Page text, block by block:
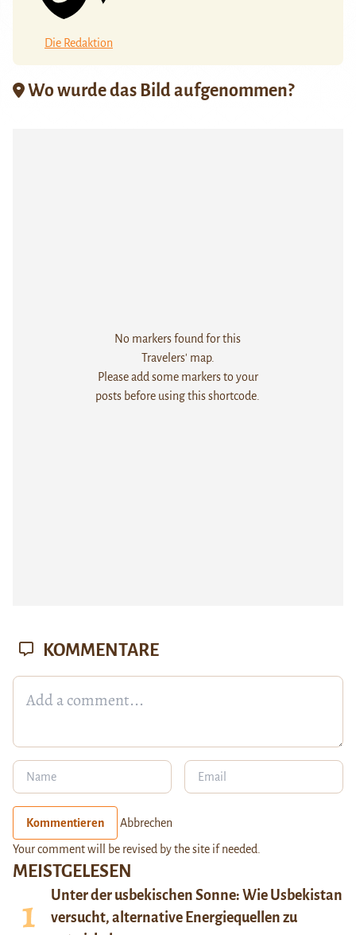
Die Redaktion
Wo wurde das Bild aufgenommen?
No markers found for this
Travelers' map.
Please add some markers to your
posts before using this shortcode.
MEISTGELESEN
Unter der usbekischen Sonne: Wie Usbekistan
versucht, alternative Energiequellen zu
KOMMENTARE
Kommentieren Abbrechen
Your comment will be revised by the site if needed.